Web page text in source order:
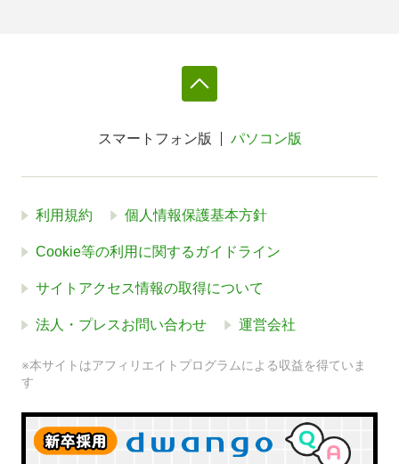
スマートフォン版 パソコン版
利用規約 個人情報保護基本方針
Cookie等の利用に関するガイドライン
サイトアクセス情報の取得について
法人・プレスお問い合わせ 運営会社
※本サイトはアフィリエイトプログラムによる収益を得ていま
す